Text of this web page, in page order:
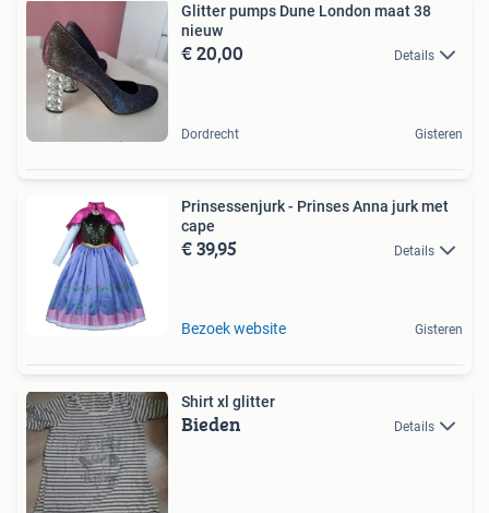
Glitter pumps Dune London maat 38
nieuw
€ 20,00 Details
Dordrecht Gisteren
Prinsessenjurk - Prinses Anna jurk met
cape
€ 39,95 Details
Bezoek website Gisteren
Shirt xl glitter
Bieden Details